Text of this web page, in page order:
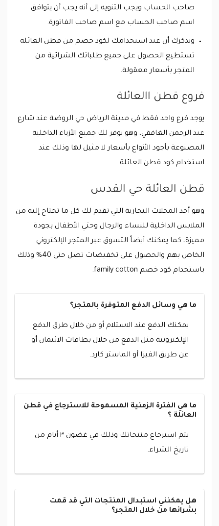
صاحب الحساب ويجب التنويه إلى أنه يجب أن يتوافق
اسم صاحب الحساب مع اسم صاحب الفاتورة.
ونذكرك أن عند استخدامك لكود خصم من قطن العائلة
تستطيع الحصول على جميع طلباتك الشرائية من
المتجر بأسعار معقولة.
فروع قطن االعائلة
يوجد فرع واحد فقط في مدينة الرياض حي الروضة عند شارع
عبد الرحمن الغافقي، وهو يوفر لك جميع الأزياء الداخلية
المصنوعة بأجود الأنواع بأسعار لا مثيل لها وذلك عند
استخدام كود قطن العائلة.
قطن العائلة حي القدس
وهو أحد المحلات التجارية التي تقدم لك كل ما تحتاج إليه من
الملابس الداخلية للنساء والرجال وحتي الأطفال بجودة
مميزة، كما يمكنك أيضاً التسوق عبر المتجر الإلكتروني
الخاص بهم والحصول على تخفيضات تصل حتى 40% وذلك
باستخدام كود خصم family cotton.
ما هي وسائل الدفع المتوفرة بالمتجر؟
يمكنك الدفع عند الاستلام أو من خلال طرق الدفع
الإلكترونية مثل الدفع من خلال بطاقات الائتمان أو
عن طريق الفيزا أو الماستر كارد.
ما هي الفترة الزمنية المسموحة للاسترجاع في قطن
العائلة ؟
يتم استرجاع منتجاتك وذلك في غضون ٣ أيام من
تاريخ الشراء.
هل يمكنني استبدال المنتجات التي قد قمت
بشرائها من خلال المتجر؟